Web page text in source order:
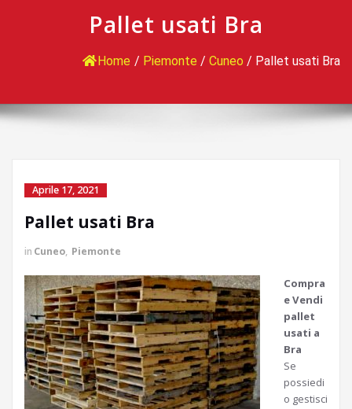
Pallet usati Bra
Home / Piemonte / Cuneo / Pallet usati Bra
Aprile 17, 2021
Pallet usati Bra
in Cuneo, Piemonte
Compra
e Vendi
pallet
usati a
Bra
Se
possiedi
o gestisci